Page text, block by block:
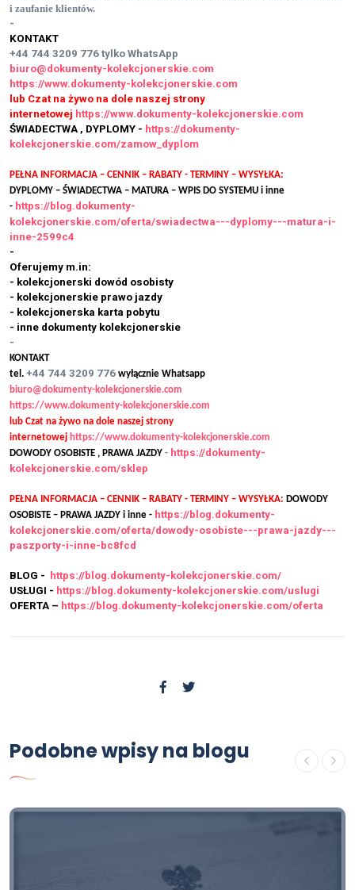
i zaufanie klientów.
-
KONTAKT
+44 744 3209 776 tylko WhatsApp
biuro@dokumenty-kolekcjonerskie.com
https://www.dokumenty-kolekcjonerskie.com
lub Czat na żywo na dole naszej strony
internetowej https://www.dokumenty-kolekcjonerskie.com
ŚWIADECTWA , DYPLOMY - https://dokumenty-
kolekcjonerskie.com/zamow_dyplom
PEŁNA INFORMACJA – CENNIK – RABATY - TERMINY – WYSYŁKA:
DYPLOMY – ŚWIADECTWA – MATURA – WPIS DO SYSTEMU i inne
- https://blog.dokumenty-
kolekcjonerskie.com/oferta/swiadectwa---dyplomy---matura-i-
inne-2599c4
-
Oferujemy m.in:
- kolekcjonerski dowód osobisty
- kolekcjonerskie prawo jazdy
- kolekcjonerska karta pobytu
- inne dokumenty kolekcjonerskie
-
KONTAKT
tel. +44 744 3209 776 wyłącznie Whatsapp
biuro@dokumenty-kolekcjonerskie.com
https://www.dokumenty-kolekcjonerskie.com
lub Czat na żywo na dole naszej strony
internetowej https://www.dokumenty-kolekcjonerskie.com
DOWODY OSOBISTE , PRAWA JAZDY - https://dokumenty-
kolekcjonerskie.com/sklep
PEŁNA INFORMACJA – CENNIK – RABATY - TERMINY – WYSYŁKA: DOWODY
OSOBISTE – PRAWA JAZDY i inne - https://blog.dokumenty-
kolekcjonerskie.com/oferta/dowody-osobiste---prawa-jazdy---
paszporty-i-inne-bc8fcd
BLOG -
https://blog.dokumenty-kolekcjonerskie.com/
USŁUGI - https://blog.dokumenty-kolekcjonerskie.com/uslugi
OFERTA – https://blog.dokumenty-kolekcjonerskie.com/oferta
Podobne wpisy na blogu